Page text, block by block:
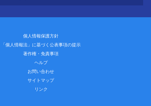
個人情報保護方針
「個人情報法」に基づく公表事項の提示
著作権・免責事項
ヘルプ
お問い合わせ
サイトマップ
リンク